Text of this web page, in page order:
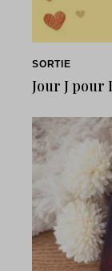
SORTIE
Jour J pour